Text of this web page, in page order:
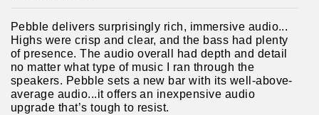
Pebble delivers surprisingly rich, immersive audio...
Highs were crisp and clear, and the bass had plenty
of presence. The audio overall had depth and detail
no matter what type of music I ran through the
speakers. Pebble sets a new bar with its well-above-
average audio...it offers an inexpensive audio
upgrade that’s tough to resist.